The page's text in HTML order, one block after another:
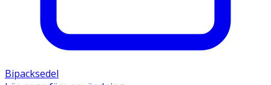
Bipacksedel